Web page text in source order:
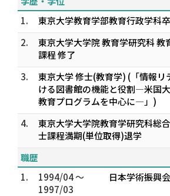
1.
東京大学教育学部教育行政学科
2.
東京大学大学院 教育学研究科 教
課程 修了
3.
東京大学 修士(教育学) (「情報リ
ける図書館の機能と役割―米国
教育プログラムを中心に―」)
4.
東京大学大学院教育学研究科総
士課程満期(単位取得)退学
職歴
1.
1994/04 ～
1997/03
日本学術振興